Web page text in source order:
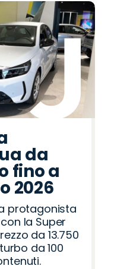
da
fino a
2026
protagonista
la Super
da 13.750
da 100